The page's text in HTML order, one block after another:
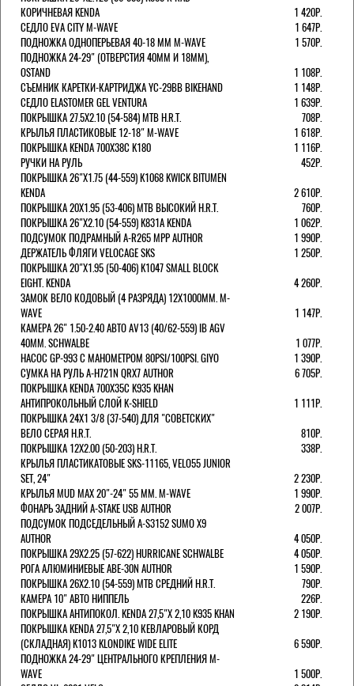
КОРИЧНЕВАЯ KENDA
1 420Р.
СЕДЛО EVA CITY M-WAVE
1 647Р.
ПОДНОЖКА ОДНОПЕРЬЕВАЯ 40-18 ММ M-WAVE
1 570Р.
ПОДНОЖКА 24-29" (ОТВЕРСТИЯ 40ММ И 18ММ),
OSTAND
1 108Р.
СЪЕМНИК КАРЕТКИ-КАРТРИДЖА YC-29BB BIKEHAND
1 148Р.
СЕДЛО ELASTOMER GEL VENTURA
1 639Р.
ПОКРЫШКА 27.5X2.10 (54-584) MTB H.R.T.
708Р.
КРЫЛЬЯ ПЛАСТИКОВЫЕ 12-18" M-WAVE
1 618Р.
ПОКРЫШКА KENDA 700Х38С K180
1 116Р.
РУЧКИ НА РУЛЬ
452Р.
ПОКРЫШКА 26"Х1.75 (44-559) K1068 KWICK BITUMEN
KENDA
2 610Р.
ПОКРЫШКА 20X1.95 (53-406) MTB ВЫСОКИЙ H.R.T.
760Р.
ПОКРЫШКА 26"Х2.10 (54-559) K831A KENDA
1 062Р.
ПОДСУМОК ПОДРАМНЫЙ A-R265 MPP AUTHOR
1 990Р.
ДЕРЖАТЕЛЬ ФЛЯГИ VELOCAGE SKS
1 250Р.
ПОКРЫШКА 20"Х1.95 (50-406) K1047 SMALL BLOCK
EIGHT. KENDA
4 260Р.
ЗАМОК ВЕЛО КОДОВЫЙ (4 РАЗРЯДА) 12Х1000ММ. M-
WAVE
1 147Р.
КАМЕРА 26" 1.50-2.40 АВТО AV13 (40/62-559) IB AGV
40MM. SCHWALBE
1 077Р.
НАСОС GP-993 С МАНОМЕТРОМ 80PSI/100PSI. GIYO
1 390Р.
СУМКА НА РУЛЬ A-H721N QRX7 AUTHOR
6 705Р.
ПОКРЫШКА KENDA 700Х35С K935 KHAN
АНТИПРОКОЛЬНЫЙ СЛОЙ K-SHIELD
1 111Р.
ПОКРЫШКА 24X1 3/8 (37-540) ДЛЯ "СОВЕТСКИХ"
ВЕЛО СЕРАЯ H.R.T.
810Р.
ПОКРЫШКА 12X2.00 (50-203) H.R.T.
338Р.
КРЫЛЬЯ ПЛАСТИКАТОВЫЕ SKS-11165, VELO55 JUNIOR
SET, 24"
2 230Р.
КРЫЛЬЯ MUD MAX 20"-24" 55 ММ. M-WAVE
1 990Р.
ФОНАРЬ ЗАДНИЙ A-STAKE USB AUTHOR
2 007Р.
ПОДСУМОК ПОДСЕДЕЛЬНЫЙ A-S3152 SUMO X9
AUTHOR
4 050Р.
ПОКРЫШКА 29X2.25 (57-622) HURRICANE SCHWALBE
4 050Р.
РОГА АЛЮМИНИЕВЫЕ ABE-30N AUTHOR
1 590Р.
ПОКРЫШКА 26X2.10 (54-559) MTB СРЕДНИЙ H.R.T.
790Р.
КАМЕРА 10" АВТО НИППЕЛЬ
226Р.
ПОКРЫШКА АНТИПОКОЛ. KENDA 27,5"Х 2,10 K935 KHAN
2 190Р.
ПОКРЫШКА KENDA 27,5"Х 2,10 КЕВЛАРОВЫЙ КОРД
(СКЛАДНАЯ) K1013 KLONDIKE WIDE ELITE
6 590Р.
ПОДНОЖКА 24-29" ЦЕНТРАЛЬНОГО КРЕПЛЕНИЯ M-
WAVE
1 500Р.